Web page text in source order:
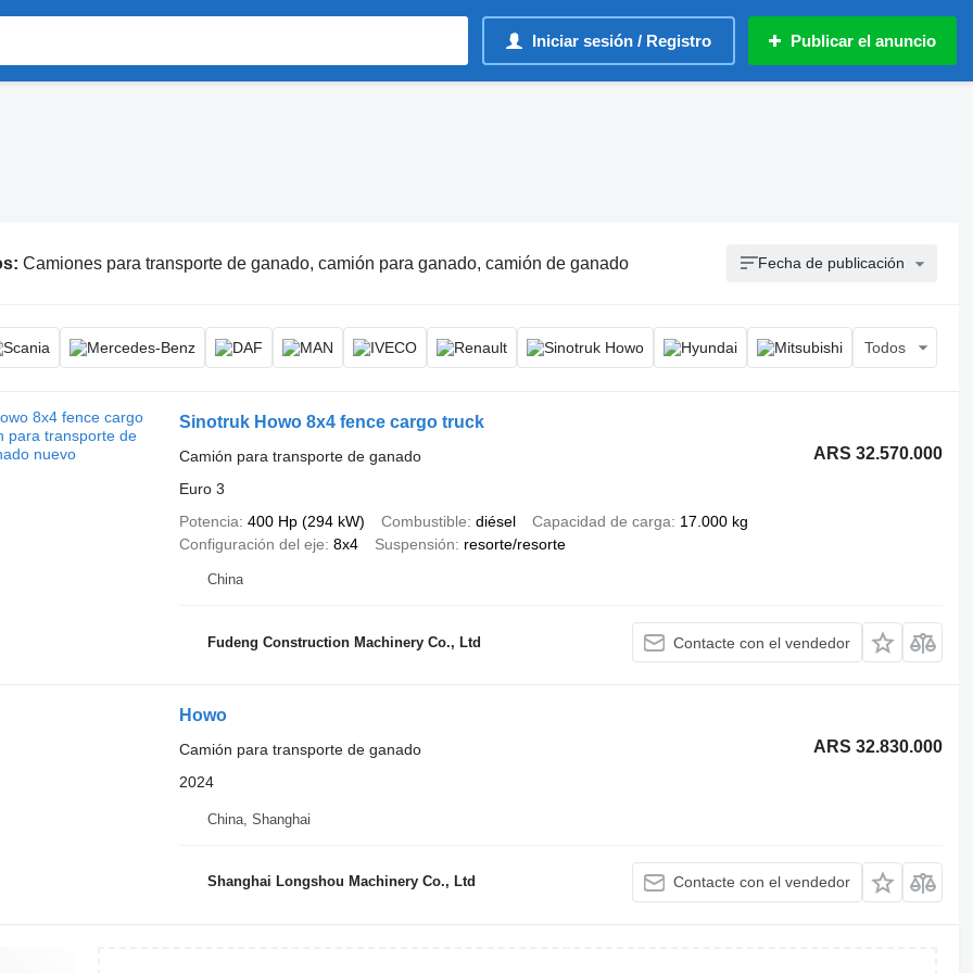
Iniciar sesión / Registro Publicar el anuncio
Camiones para transporte de ganado, camión para ganado, camión de ganado Fecha de publicación
Todos
Sinotruk Howo 8x4 fence cargo truck
ARS 32.570.000
Camión para transporte de ganado
Euro 3
Potencia 400 Hp (294 kW) Combustible diésel Capacidad de carga
17.000 kg
Configuración del eje 8x4 Suspensión resorte/resorte
China
Fudeng Construction Machinery Co., Ltd Contacte con el vendedor
Howo
ARS 32.830.000
Camión para transporte de ganado
2024
China, Shanghai
Shanghai Longshou Machinery Co., Ltd Contacte con el vendedor